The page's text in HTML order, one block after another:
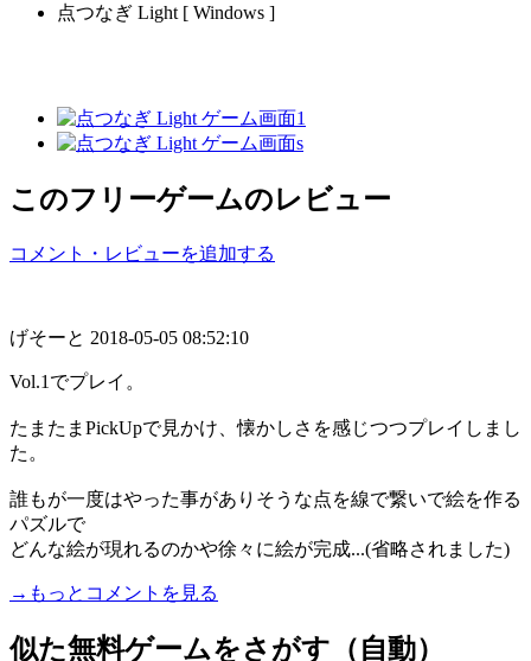
点つなぎ Light [ Windows ]
このフリーゲームのレビュー
コメント・レビューを追加する
げそーと 2018-05-05 08:52:10
Vol.1でプレイ。
たまたまPickUpで見かけ、懐かしさを感じつつプレイしまし
た。
誰もが一度はやった事がありそうな点を線で繋いで絵を作る
パズルで
どんな絵が現れるのかや徐々に絵が完成...(省略されました)
→もっとコメントを見る
似た無料ゲームをさがす（自動）